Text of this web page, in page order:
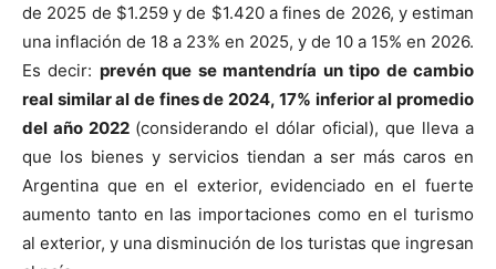
de 2025 de $1.259 y de $1.420 a fines de 2026, y estiman
una inflación de 18 a 23% en 2025, y de 10 a 15% en 2026.
Es decir: prevén que se mantendría un tipo de cambio
real similar al de fines de 2024, 17% inferior al promedio
del año 2022 (considerando el dólar oficial), que lleva a
que los bienes y servicios tiendan a ser más caros en
Argentina que en el exterior, evidenciado en el fuerte
aumento tanto en las importaciones como en el turismo
al exterior, y una disminución de los turistas que ingresan